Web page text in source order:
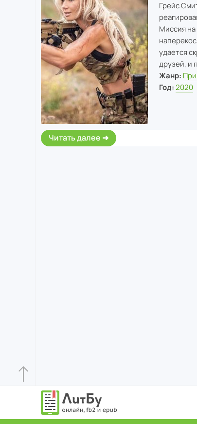
Грейс
Миссия на
удается
друзей, и
Жанр:
Год: 2020
Читать далее